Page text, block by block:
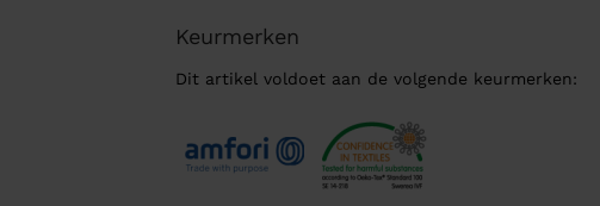
Keurmerken
Dit artikel voldoet aan de volgende keurmerken: